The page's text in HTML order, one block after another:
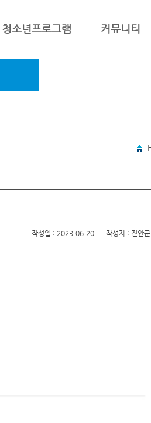
청소년프로그램 커뮤니티
작성일 : 2023.06.20 작성자 : 진안